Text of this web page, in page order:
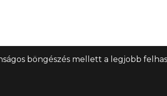
böngészés mellett a legjobb